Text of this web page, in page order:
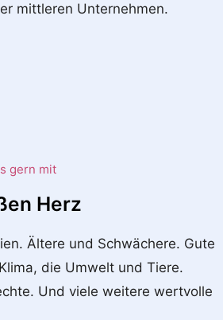
mittleren Unternehmen.
gern mit
Herz
Ältere und Schwächere. Gute
die Umwelt und Tiere.
Und viele weitere wertvolle